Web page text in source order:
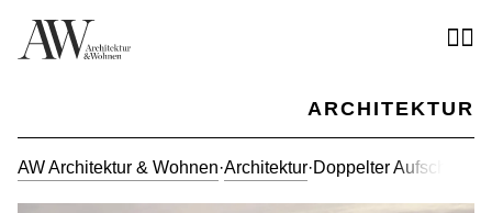
ARCHITEKTUR
AW Architektur & Wohnen·Architektur·Doppelter Aufschlag